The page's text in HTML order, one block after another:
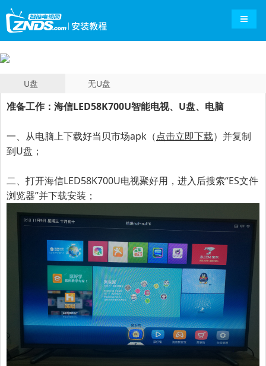
导航
U盘 无U盘
准备工作：海信LED58K700U智能电视、U盘、电脑
一、 从电脑上下载好当贝市场apk（点击立即下载）并复制
到U盘；
二、打开海信LED58K700U电视聚好用，进入后搜索“ES文件
浏览器”并下载安装；